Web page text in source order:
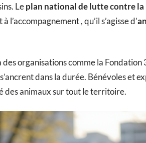
Leplan national de lutte contre
, qu’il s’agisse d’
organisations comme la Fondation
dans la durée. Bénévoles et
des animaux sur tout le territoire.